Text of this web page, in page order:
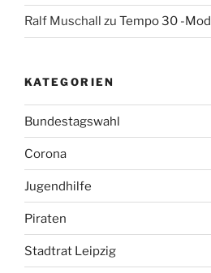
Ralf Muschall zu Tempo 30 -
KATEGORIEN
Bundestagswahl
Corona
Jugendhilfe
Piraten
Stadtrat Leipzig